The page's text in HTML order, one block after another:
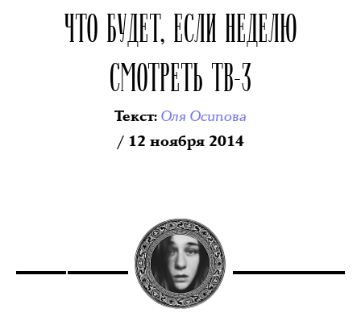
ЧТО БУДЕТ, ЕСЛИ НЕДЕЛЮ
СМОТРЕТЬ ТВ-3
Текст: Оля Осипова
/ 12 ноября 2014